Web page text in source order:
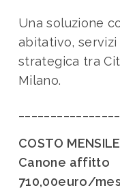
Una soluzione
abitativo, servizi
strategica tra
Milano.
COSTO MENSILE
710,00euro/